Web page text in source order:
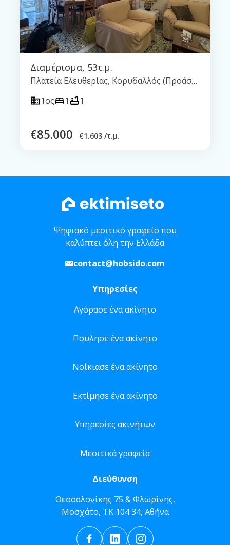
Διαμέρισμα, 53τ.μ.
Πλατεία Ελευθερίας, Κορυδαλλός (Προάστια Πειραιά)
1ος
1 1
€85.000 €1.603 /τ.μ.
Ψηφιακό μεσιτικό γραφείο που
καλύπτει όλη την Ελλάδα
contact@hobsido.com
Υπηρεσίες
Αγόρασε ένα ακίνητο
Πούλησε ένα ακίνητο
Νοίκιασε ένα ακίνητο
Εκτίμησε ένα ακίνητο
Υπηρεσίες ακινήτων
Μεσιτικά γραφεία
Διεύθυνση
Θεσσαλονίκης 75 & Φλωρίνης,
Μοσχάτο, ΤΚ 104 34, Αθήνα